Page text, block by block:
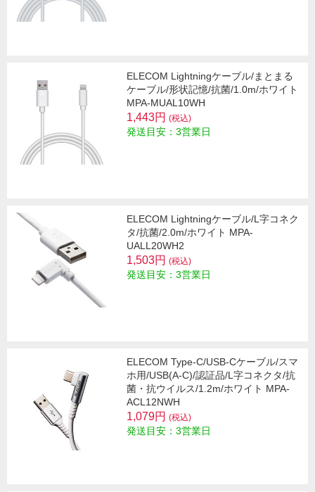
ELECOM Lightningケーブル/まとまる
ケーブル/形状記憶/抗菌/1.0m/ホワイト
MPA-MUAL10WH
1,443円 (税込)
発送目安：3営業日
ELECOM Lightningケーブル/L字コネク
タ/抗菌/2.0m/ホワイト MPA-
UALL20WH2
1,503円 (税込)
発送目安：3営業日
ELECOM Type-C/USB-Cケーブル/スマ
ホ用/USB(A-C)/認証品/L字コネクタ/抗
菌・抗ウイルス/1.2m/ホワイト MPA-
ACL12NWH
1,079円 (税込)
発送目安：3営業日